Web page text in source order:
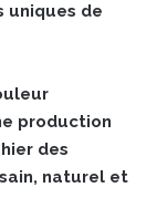
uniques de
production
des
naturel et